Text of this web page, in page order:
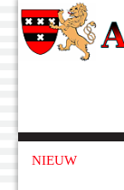
NIEUW